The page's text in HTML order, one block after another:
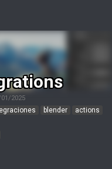
2025
blender
actions